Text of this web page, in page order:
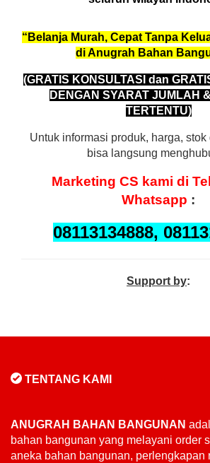
“Belanja Murah, Cepat Tanpa
di Anugrah Bahan
(GRATIS KONSULTASI dan
DENGAN SYARAT JUMLAH
TERTENTU)
Untuk informasi produk, harga,
bisa langsung
Marketing CS kami di
Whatsapp :
08113134888,
Support by:
TENTANG KAMI
ANUGRAH BAHAN BANGUNAN
bahan bangunan yang melayani order
aneka bahan bangunan, perlengkapan